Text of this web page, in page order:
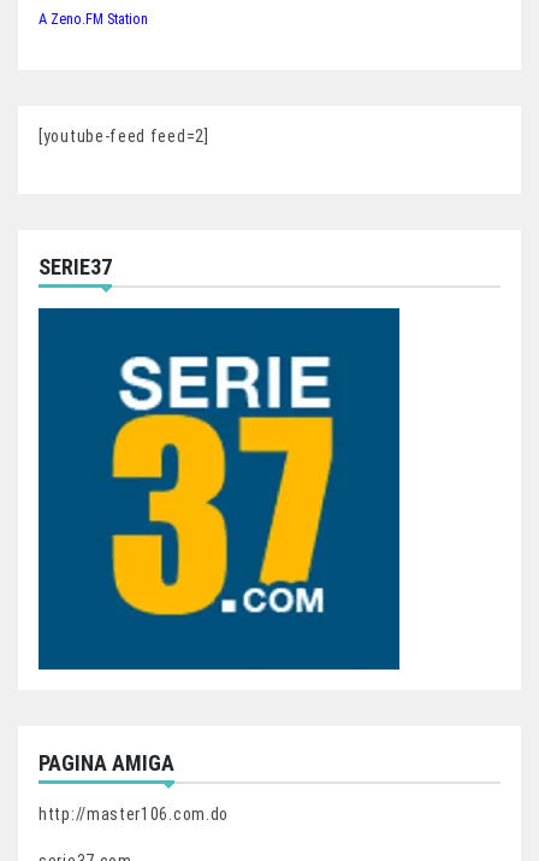
A Zeno.FM Station
[youtube-feed feed=2]
SERIE37
PAGINA AMIGA
http://master106.com.do